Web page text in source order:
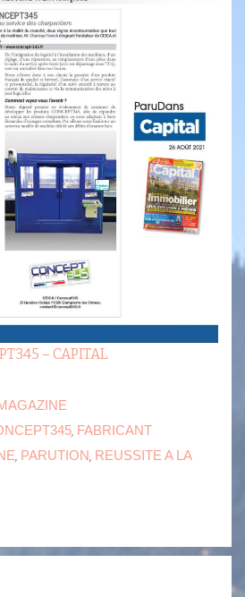
– CAPITAL
, FABRICANT
, PARUTION, REUSSITE A LA